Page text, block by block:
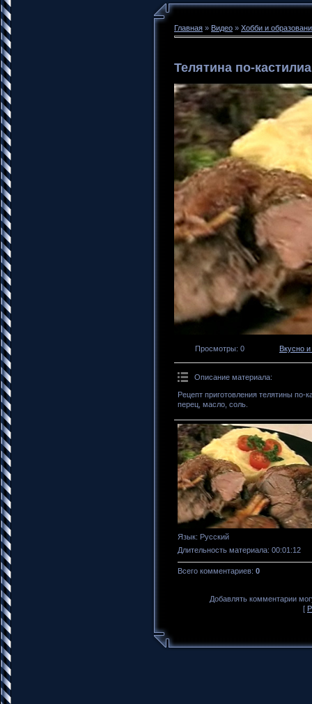
Главная » Видео » Хобби и
Телятина по-
Просмотры: 0 Вкусно
Описание материала:
Рецепт приготовления телятины по-
перец, масло, соль.
Язык: Русский
Длительность материала: 00:01:12
Всего комментариев: 0
Добавлять комментарии
[